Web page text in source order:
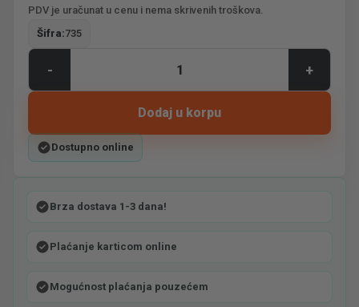
PDV je uračunat u cenu i nema skrivenih troškova.
Šifra:735
- +
Dodaj u korpu
Dostupno online
Brza dostava 1-3 dana!
Plaćanje karticom online
Mogućnost plaćanja pouzećem